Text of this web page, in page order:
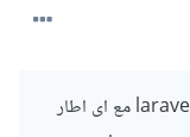
نعم بالفعل يمكن استخدام php واطار عمل laravel مع اى اطار